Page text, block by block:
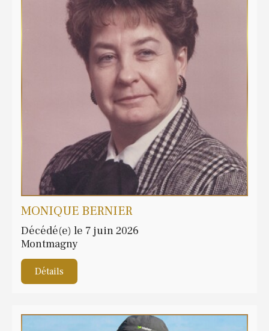
MONIQUE BERNIER
Décédé(e) le 7 juin 2026
Montmagny
Détails